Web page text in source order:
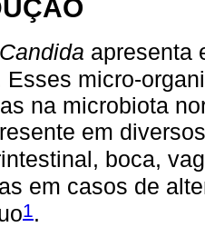
Candida apresenta
Esses micro-
na microbiota
em
boca,
em casos de
1 .